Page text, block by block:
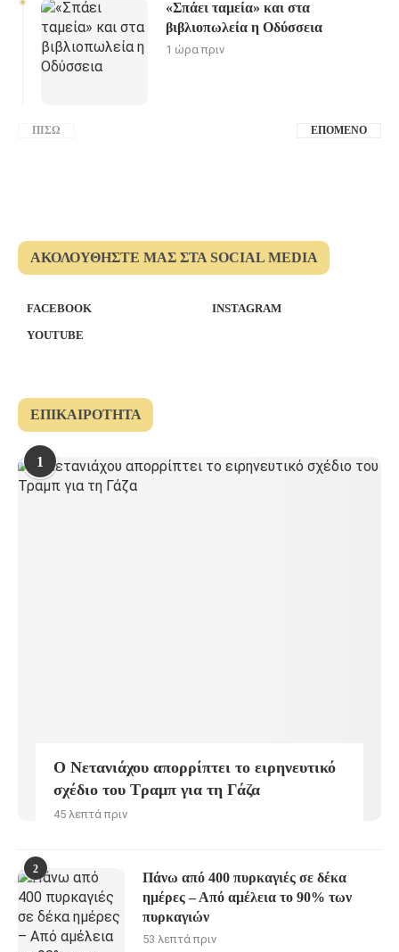
«Σπάει ταμεία» και στα
βιβλιοπωλεία η Οδύσσεια
1 ώρα πριν
ΠΊΣΩ ΕΠΌΜΕΝΟ
ΑΚΟΛΟΥΘΉΣΤΕ ΜΑΣ ΣΤΑ SOCIAL MEDIA
FACEBOOK
INSTAGRAM
YOUTUBE
ΕΠΙΚΑΙΡΌΤΗΤΑ
1
Ο Νετανιάχου απορρίπτει το ειρηνευτικό
σχέδιο του Τραμπ για τη Γάζα
45 λεπτά πριν
2
Πάνω από 400 πυρκαγιές σε δέκα
ημέρες – Από αμέλεια το 90% των
πυρκαγιών
53 λεπτά πριν